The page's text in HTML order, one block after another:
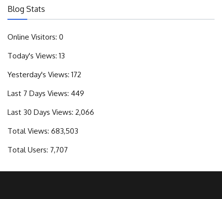
Blog Stats
Online Visitors: 0
Today's Views: 13
Yesterday's Views: 172
Last 7 Days Views: 449
Last 30 Days Views: 2,066
Total Views: 683,503
Total Users: 7,707